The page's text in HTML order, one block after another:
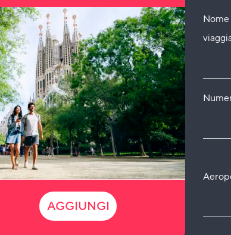
AGGIUNGI
Nome